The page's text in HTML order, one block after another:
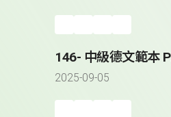
146- 中級德文範本
2025-09-05